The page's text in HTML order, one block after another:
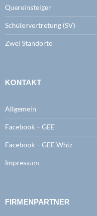
Quereinsteiger
Schülervertretung (SV)
Zwei Standorte
KONTAKT
Allgemein
Facebook – GEE
Facebook – GEE Whiz
Impressum
FIRMENPARTNER